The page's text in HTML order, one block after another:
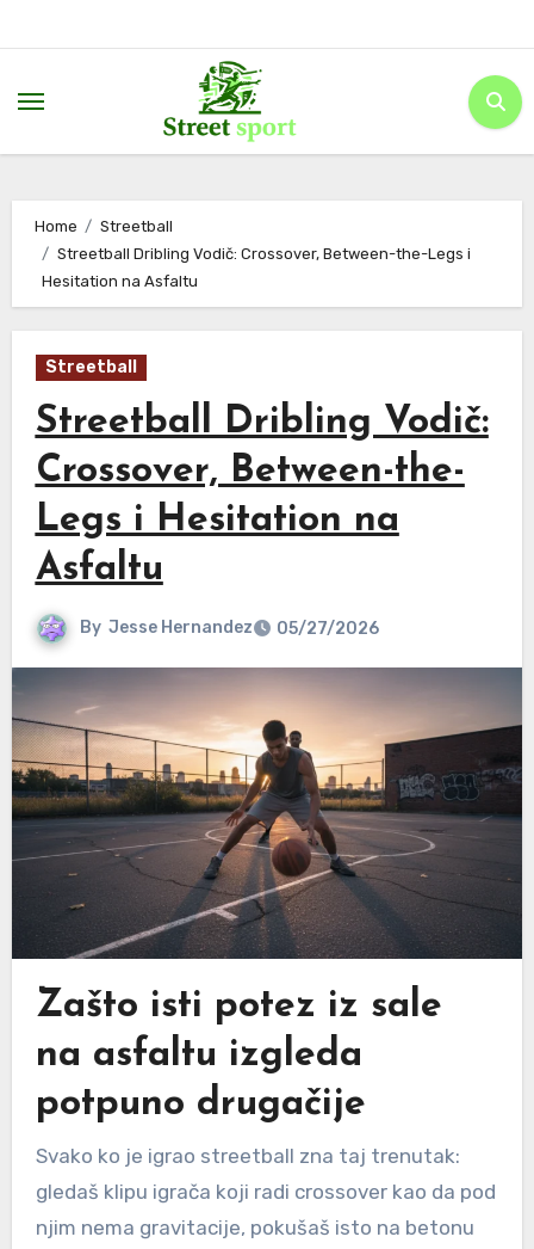
Home
Streetball
Streetball Dribling Vodič: Crossover, Between-the-Legs i
Hesitation na Asfaltu
Streetball
Streetball Dribling Vodič:
Crossover, Between-the-
Legs i Hesitation na
Asfaltu
By Jesse Hernandez 05/27/2026
Zašto isti potez iz sale
na asfaltu izgleda
potpuno drugačije
Svako ko je igrao streetball zna taj trenutak:
gledaš klipu igrača koji radi crossover kao da pod
njim nema gravitacije, pokušaš isto na betonu